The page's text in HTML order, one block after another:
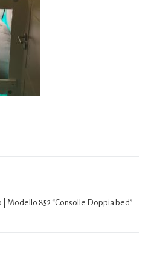
| Modello 852 “Consolle Doppia bed”